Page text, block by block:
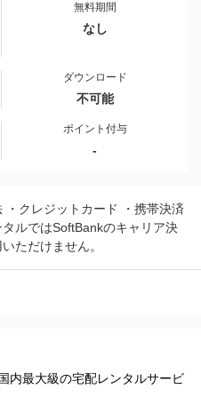
無料期間
なし
ダウンロード
不可能
ポイント付与
-
・クレジットカード ・携帯決済
ルではSoftBankのキャリア決
ただけません。
内最大級の宅配レンタルサービ